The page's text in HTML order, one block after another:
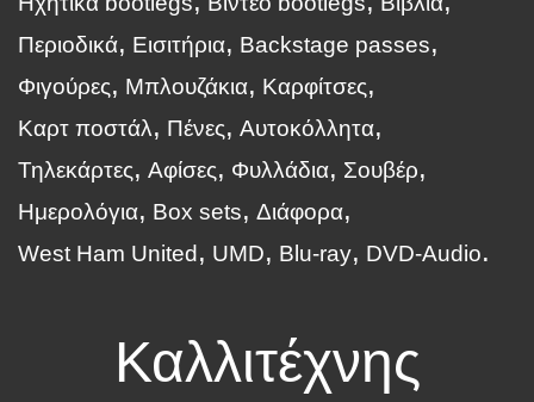
Περιοδικά
Εισιτήρια
Backstage passes
Φιγούρες
Μπλουζάκια
Καρφίτσες
Καρτ ποστάλ
Πένες
Αυτοκόλλητα
Τηλεκάρτες
Αφίσες Φυλλάδια
Σουβέρ
Ημερολόγια
Box sets
Διάφορα
West Ham United
UMD Blu-ray DVD-Audio
Καλλιτέχνης